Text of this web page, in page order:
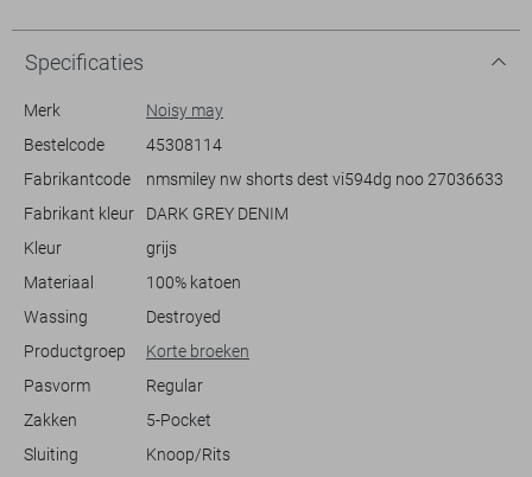
omslag aan de pijpen zorgen voor een casual look. De 5-pocket stijl en
de knoop/ritssluiting maken deze broek functioneel en stijlvol. Deze
korte broek is ideaal voor zowel een relaxte dag in het park als een
zomerse avond uit.
De veelzijdige stijl van deze Noisy may korte broek maakt het
combineren eenvoudig. Of je nu kiest voor een casual T-shirt of een
luchtige blouse, deze broek past erbij. De regular waist zorgt voor
sneakers voor een sportieve look of ga voor sandalen voor een meer
ontspannen sfeer. Deze denim korte broek is een uitstekende keuze
Specificaties
Merk
Noisy may
Bestelcode
45308114
Fabrikantcode
nmsmiley nw shorts dest vi594dg noo 27036633
Fabrikant kleur
DARK GREY DENIM
Kleur
grijs
Materiaal
100% katoen
Wassing
Destroyed
Productgroep
Korte broeken
Pasvorm
Regular
Zakken
5-Pocket
Sluiting
Knoop/Rits